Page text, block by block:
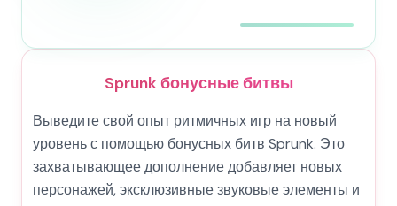
Sprunk бонусные битвы
Выведите свой опыт ритмичных игр на новый
уровень с помощью бонусных битв Sprunk. Это
захватывающее дополнение добавляет новых
персонажей, эксклюзивные звуковые элементы и